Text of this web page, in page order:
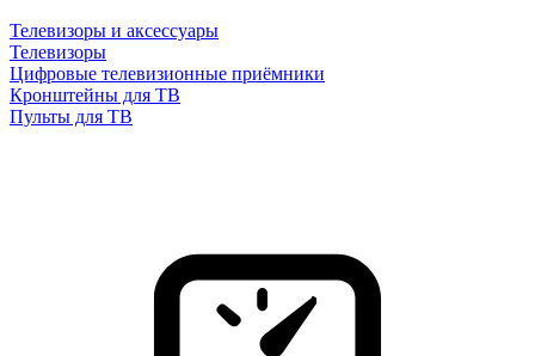
Телевизоры и аксессуары
Телевизоры
Цифровые телевизионные приёмники
Кронштейны для ТВ
Пульты для ТВ